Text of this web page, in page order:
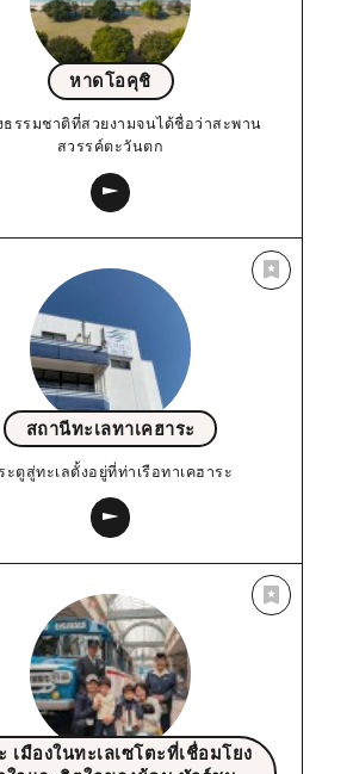
หาดโอคุชิ
ธรรมชาติที่สวยงามจนได้ชื่อว่าสะพาน
สวรรค์ตะวันตก
สถานีทะเลทาเคฮาระ
ะตูสู่ทะเลตั้งอยู่ที่ท่าเรือทาเคฮาระ
เมืองในทะเลเซโตะที่เชื่อมโยง